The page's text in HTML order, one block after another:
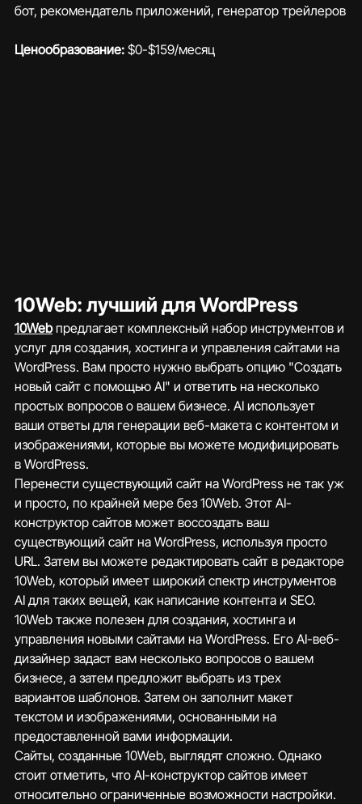
бот, рекомендатель приложений, генератор трейлеров
Ценообразование: $0-$159/месяц
10Web: лучший для WordPress
10Web предлагает комплексный набор инструментов и
услуг для создания, хостинга и управления сайтами на
WordPress. Вам просто нужно выбрать опцию "Создать
новый сайт с помощью AI" и ответить на несколько
простых вопросов о вашем бизнесе. AI использует
ваши ответы для генерации веб-макета с контентом и
изображениями, которые вы можете модифицировать
в WordPress.
Перенести существующий сайт на WordPress не так уж
и просто, по крайней мере без 10Web. Этот AI-
конструктор сайтов может воссоздать ваш
существующий сайт на WordPress, используя просто
URL. Затем вы можете редактировать сайт в редакторе
10Web, который имеет широкий спектр инструментов
AI для таких вещей, как написание контента и SEO.
10Web также полезен для создания, хостинга и
управления новыми сайтами на WordPress. Его AI-веб-
дизайнер задаст вам несколько вопросов о вашем
бизнесе, а затем предложит выбрать из трех
вариантов шаблонов. Затем он заполнит макет
текстом и изображениями, основанными на
предоставленной вами информации.
Сайты, созданные 10Web, выглядят сложно. Однако
стоит отметить, что AI-конструктор сайтов имеет
относительно ограниченные возможности настройки.